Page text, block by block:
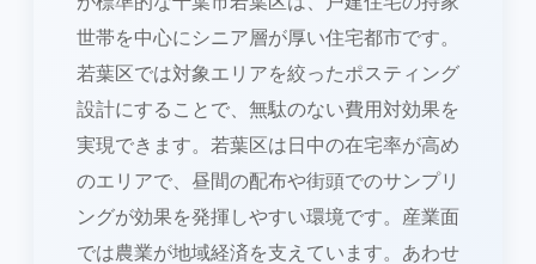
世帯を中心にシニア層が厚い住宅都市です。
若葉区では対象エリアを絞ったポスティング
設計にすることで、無駄のない費用対効果を
実現できます。若葉区は日中の在宅率が高め
のエリアで、昼間の配布や街頭でのサンプリ
ングが効果を発揮しやすい環境です。産業面
では農業が地域経済を支えています。あわせ